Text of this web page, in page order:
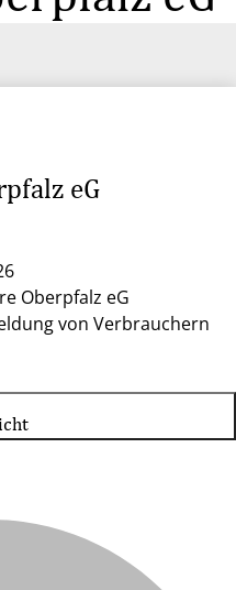
eG
Oberpfalz eG
von Verbrauchern